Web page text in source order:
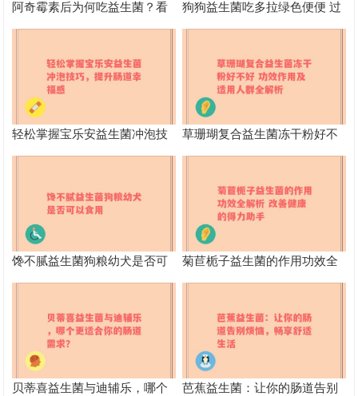
阿奇霉素后为何吃益生菌？看
看会发生什么变化
狗狗益生菌吃多拉绿色便便 过
量食用益生菌的不良影响
轻松掌握宝乐安益生菌冲泡技
巧，提升肠道幸福感
草珊瑚复合益生菌冻干粉好不
好 功效作用及适用人群全解析
馋不腻益生菌狗粮幼犬是否可
以食用
菊苣栀子益生菌的作用功效全
解析 改善健康的得力助手
贝蒂喜益生菌与迪辅乐，哪个
芭蕉益生菌：让你的肠道告别